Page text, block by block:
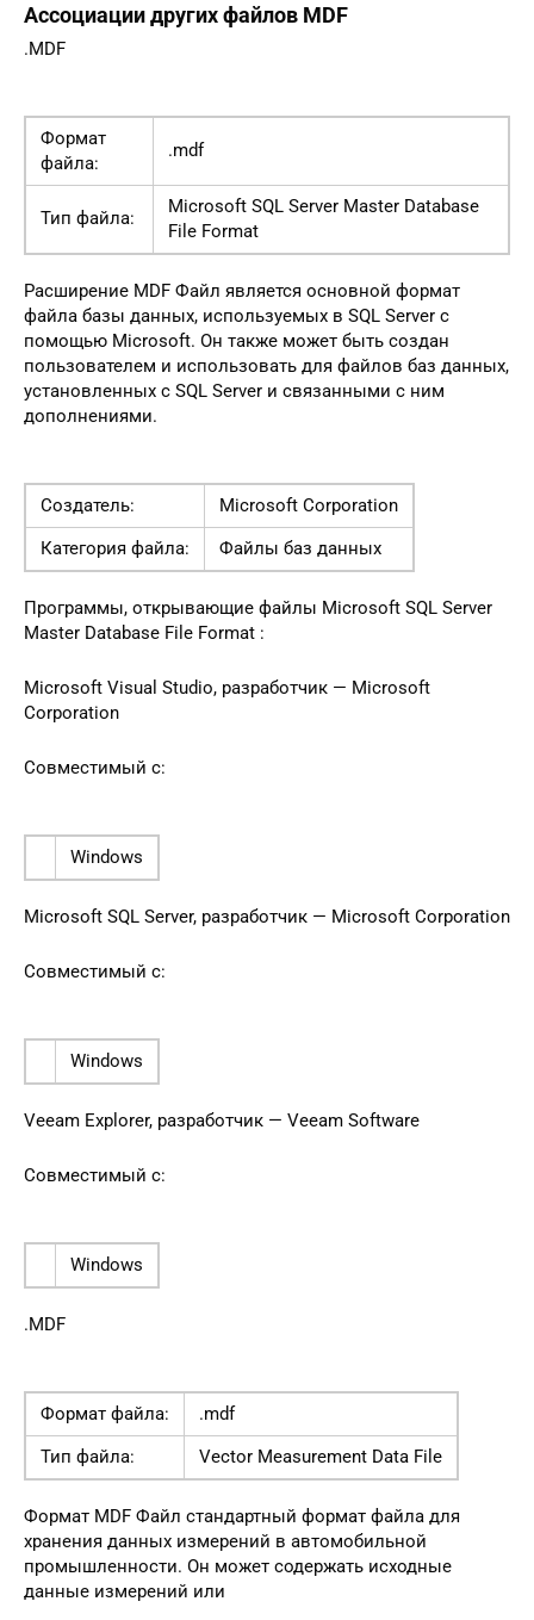
Ассоциации других файлов MDF
.MDF
Формат
файла:
.mdf
Тип файла:
Microsoft SQL Server Master Database
File Format
Расширение MDF Файл является основной формат
файла базы данных, используемых в SQL Server с
помощью Microsoft. Он также может быть создан
пользователем и использовать для файлов баз данных,
установленных с SQL Server и связанными с ним
дополнениями.
Создатель:
Microsoft Corporation
Категория файла:
Файлы баз данных
Программы, открывающие файлы Microsoft SQL Server
Master Database File Format :
Microsoft Visual Studio, разработчик — Microsoft
Corporation
Совместимый с:
Windows
Microsoft SQL Server, разработчик — Microsoft Corporation
Совместимый с:
Windows
Veeam Explorer, разработчик — Veeam Software
Совместимый с:
Windows
.MDF
Формат файла:
.mdf
Тип файла:
Vector Measurement Data File
Формат MDF Файл стандартный формат файла для
хранения данных измерений в автомобильной
промышленности. Он может содержать исходные
данные измерений или